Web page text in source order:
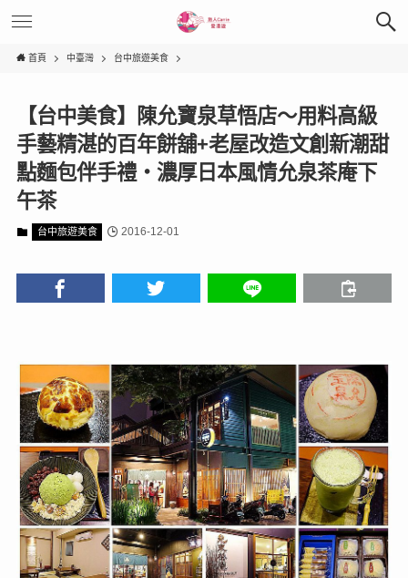
首頁 中臺灣 台中旅遊美食
【台中美食】陳允寶泉草悟店～用料高級
手藝精湛的百年餅舖+老屋改造文創新潮甜
點麵包伴手禮‧濃厚日本風情允泉茶庵下
午茶
台中旅遊美食 2016-12-01